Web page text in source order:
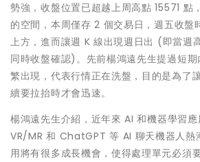
勢強，收盤位置已超越上周高點 15571 點
的空間，本周僅存 2 個交易日，週五收盤
上方，進而讓週 K 線出現週日出 (即當週
同時收盤確認)。先前楊鴻遠先生提過短
繁出現，代表行情正在洗盤，目的是為了
續要拉抬時才會迅速。
楊鴻遠先生介紹，近年來 AI 和機器學習
VR/MR 和 ChatGPT 等 AI 聊天機器人熱
用將有很多成長機會，使得處理單元必須